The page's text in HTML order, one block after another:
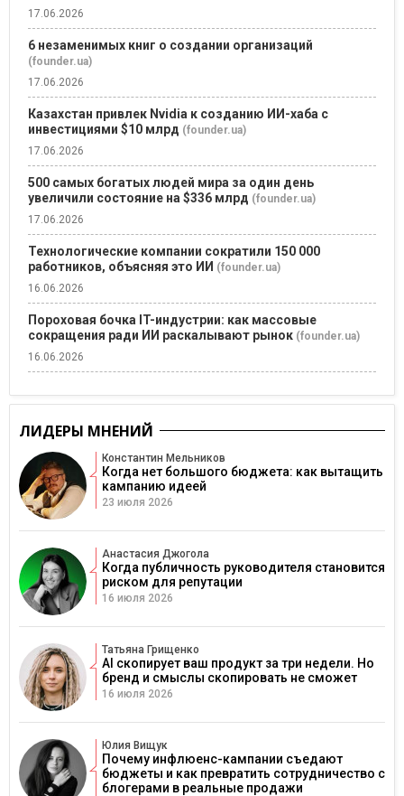
17.06.2026
6 незаменимых книг о создании организаций
(founder.ua)
17.06.2026
Казахстан привлек Nvidia к созданию ИИ-хаба с
инвестициями $10 млрд (founder.ua)
17.06.2026
500 самых богатых людей мира за один день
увеличили состояние на $336 млрд (founder.ua)
17.06.2026
Технологические компании сократили 150 000
работников, объясняя это ИИ (founder.ua)
16.06.2026
Пороховая бочка IT-индустрии: как массовые
сокращения ради ИИ раскалывают рынок (founder.ua)
16.06.2026
ЛИДЕРЫ МНЕНИЙ
Константин Мельников
Когда нет большого бюджета: как вытащить
кампанию идеей
23 июля 2026
Анастасия Джогола
Когда публичность руководителя становится
риском для репутации
16 июля 2026
Татьяна Грищенко
AI скопирует ваш продукт за три недели. Но
бренд и смыслы скопировать не сможет
16 июля 2026
Юлия Вищук
Почему инфлюенс-кампании съедают
бюджеты и как превратить сотрудничество с
блогерами в реальные продажи